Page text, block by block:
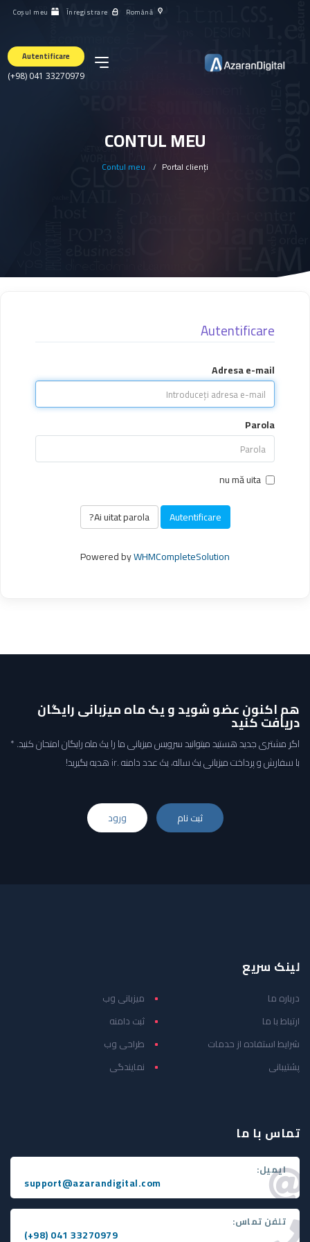
Română
Înregistrare
Coșul meu
Autentificare
(+98) 041 33270979
CONTUL MEU
Portal clienți
Autentificare
Adresa e-mail
Parola
nu mă uita
Ai uitat parola?
Powered byWHMCompleteSolution
هم اکنون عضو شوید و یک ماه میزبانی رایگان
دریافت کنید
اگر مشتری جدید هستید میتوانید سرویس میزبانی ما را یک ماه رایگان امتحان کنید. *
با سفارش و پرداخت میزبانی یک ساله، یک عدد دامنه .ir هدیه بگیرید!
ثبت نام ورود
لینک سریع
میزبانی وب
ثبت دامنه
طراحی وب
نمایندگی
درباره ما
ارتباط با ما
شرایط استفاده از حدمات
پشتیبانی
تماس با ما
ایمیل:
support@azarandigital.com
تلفن تماس:
(+98) 041 33270979